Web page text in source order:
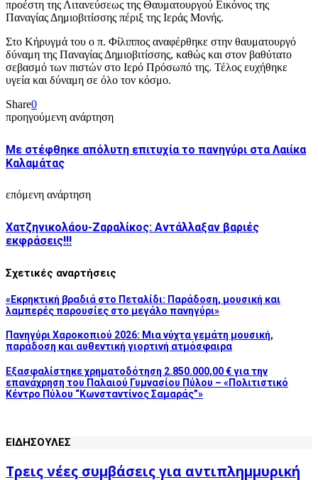
προέστη της Λιτανεύσεως της Θαυματουργού Εικόνος της
Παναγίας Δημιοβιτίσσης πέριξ της Ιεράς Μονής.
Στο Κήρυγμά του ο π. Φίλιππος αναφέρθηκε στην θαυματουργό
δύναμη της Παναγίας Δημιοβιτίσσης, καθώς και στον βαθύτατο
σεβασμό των πιστών στο Ιερό Πρόσωπό της. Τέλος ευχήθηκε
υγεία και δύναμη σε όλο τον κόσμο.
Share0
προηγούμενη ανάρτηση
Με στέφθηκε απόλυτη επιτυχία το πανηγύρι στα Λαιίκα
Καλαμάτας
επόμενη ανάρτηση
Χατζηνικολάου-Ζαραλίκος: Αντάλλαξαν βαριές
εκφράσεις!!!
Σχετικές αναρτήσεις
«Εκρηκτική βραδιά στο Πεταλίδι: Παράδοση, μουσική και
λαμπερές παρουσίες στο μεγάλο πανηγύρι»
Πανηγύρι Χαροκοπιού 2026: Μια νύχτα γεμάτη μουσική,
παράδοση και αυθεντική γιορτινή ατμόσφαιρα
Εξασφαλίστηκε χρηματοδότηση 2.850.000,00 € για την
επανάχρηση του Παλαιού Γυμνασίου Πύλου – «Πολιτιστικό
Κέντρο Πύλου “Κωνσταντίνος Σαμαράς”»
ΕΙΔΗΣΟΥΛΕΣ
Τρεις νέες συμβάσεις για αντιπλημμυρική